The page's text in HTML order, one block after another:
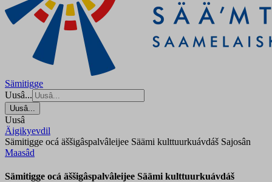
Sämitigge
Uusâ...
Uusâ...
Uusâ
Äigikyevdil
Sämitigge ocá äššigâspalvâleijee Säämi kulttuurkuávdáš Sajosân
Maasâd
Sämitigge ocá äššigâspalvâleijee Säämi kulttuurkuávdáš